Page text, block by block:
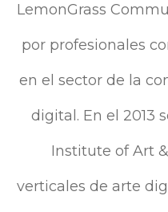
LemonGrass
por profesionales
en el sector de la
digital. En el 2013
Institute of Art
verticales de arte